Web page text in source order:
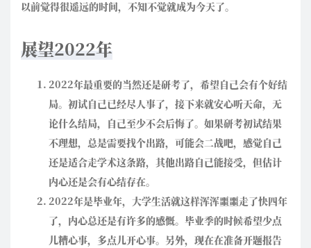
以前觉得很遥远的时间，不知不觉就成为今天了。
展望2022年
2022年最重要的当然还是研考了，希望自己会有个好结
局。初试自己已经尽人事了，接下来就安心听天命，无
论什么结局，自己至少不会后悔了。如果研考初试结果
不理想，总是需要找个出路，可能会二战吧，感觉自己
还是适合走学术这条路，其他出路自己能接受，但估计
内心还是会有心结存在。
2022年是毕业年，大学生活就这样浑浑噩噩走了快四年
了，内心总还是有许多的感慨。毕业季的时候希望少点
儿糟心事，多点儿开心事。另外，现在在准备开题报告